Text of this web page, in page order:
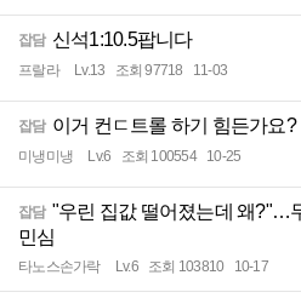
잡담 신석1:10.5팝니다
프랄라 Lv.13 조회 97718 11-03
잡담 이거 컨ㄷ트롤 하기 힘든가요?
미냉미냉 Lv.6 조회 100554 10-25
잡담 "우린 집값 떨어졌는데 왜?"…
민심
타노스손가락 Lv.6 조회 103810 10-17